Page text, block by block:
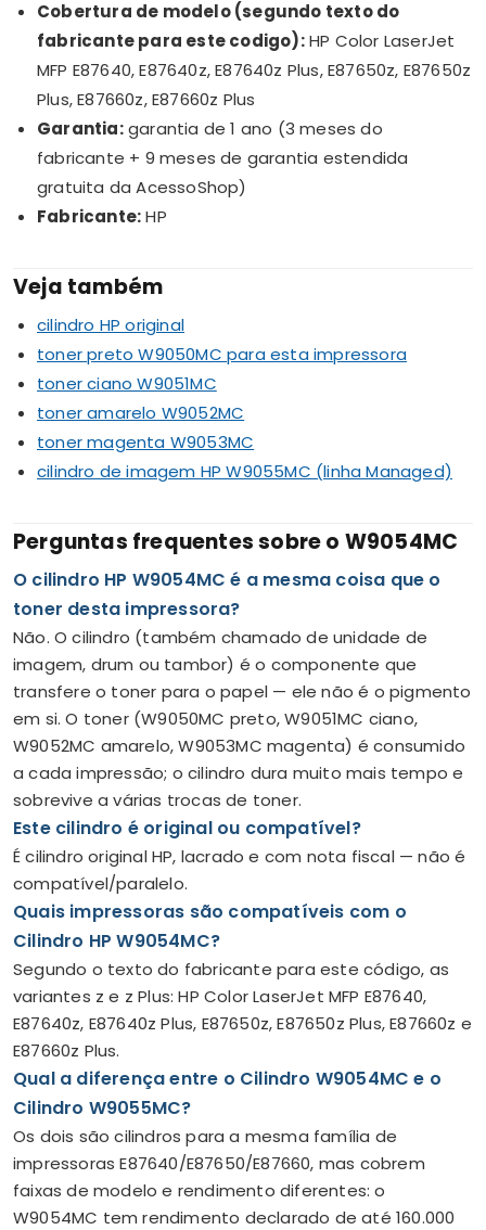
Cobertura de modelo (segundo texto do
fabricante para este codigo):HP Color LaserJet
MFP E87640, E87640z, E87640z Plus, E87650z, E87650z
Plus, E87660z, E87660z Plus
Garantia:garantia de 1 ano (3 meses do
fabricante + 9 meses de garantia estendida
gratuita da AcessoShop)
Fabricante:HP
Veja também
cilindro HP original
toner preto W9050MC para esta impressora
toner ciano W9051MC
toner amarelo W9052MC
toner magenta W9053MC
cilindro de imagem HP W9055MC (linha Managed)
Perguntas frequentes sobre o W9054MC
O cilindro HP W9054MC é a mesma coisa que o
toner desta impressora?
Não. O cilindro (também chamado de unidade de
imagem, drum ou tambor) é o componente que
transfere o toner para o papel — ele não é o pigmento
em si. O toner (W9050MC preto, W9051MC ciano,
W9052MC amarelo, W9053MC magenta) é consumido
a cada impressão; o cilindro dura muito mais tempo e
sobrevive a várias trocas de toner.
Este cilindro é original ou compatível?
É cilindro original HP, lacrado e com nota fiscal — não é
compatível/paralelo.
Quais impressoras são compatíveis com o
Cilindro HP W9054MC?
Segundo o texto do fabricante para este código, as
variantes z e z Plus: HP Color LaserJet MFP E87640,
E87640z, E87640z Plus, E87650z, E87650z Plus, E87660z e
E87660z Plus.
Qual a diferença entre o Cilindro W9054MC e o
Cilindro W9055MC?
Os dois são cilindros para a mesma família de
impressoras E87640/E87650/E87660, mas cobrem
faixas de modelo e rendimento diferentes: o
W9054MC tem rendimento declarado de até 160.000